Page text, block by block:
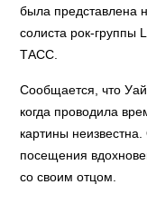
была представлена
солиста рок-группы
ТАСС.
Сообщается, что
когда проводила
картины
посещения
со своим отцом.